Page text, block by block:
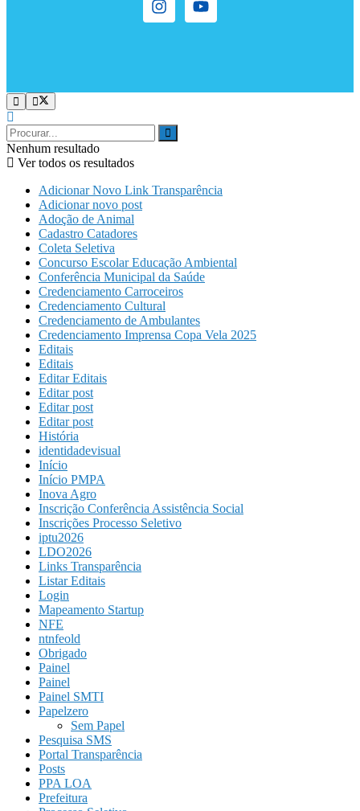
Nenhum resultado
Ver todos os resultados
Adicionar Novo Link Transparência
Adicionar novo post
Adoção de Animal
Cadastro Catadores
Coleta Seletiva
Concurso Escolar Educação Ambiental
Conferência Municipal da Saúde
Credenciamento Carroceiros
Credenciamento Cultural
Credenciamento de Ambulantes
Credenciamento Imprensa Copa Vela 2025
Editais
Editais
Editar Editais
Editar post
Editar post
Editar post
História
identidadevisual
Início
Início PMPA
Inova Agro
Inscrição Conferência Assistência Social
Inscrições Processo Seletivo
iptu2026
LDO2026
Links Transparência
Listar Editais
Login
Mapeamento Startup
NFE
ntnfeold
Obrigado
Painel
Painel
Painel SMTI
Papelzero
Sem Papel
Pesquisa SMS
Portal Transparência
Posts
PPA LOA
Prefeitura